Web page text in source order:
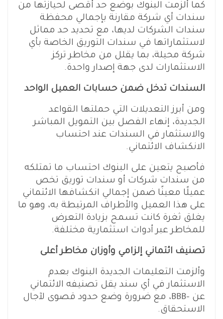
كما ألزمت البنوك بوضع حد أقصى لحيازتها من
سندات أي شركة مقارنة بإجمالي محفظة
سندات الشركات لديها، مع تحديد حد مماثل
لاستثماراتها في سندات التوريق الخاصة بأي
شركة محيلة، بما يقلل من مخاطر تركز
الاستثمارات لدى جهة إصدار واحدة.
السندات تدخل ضمن حسابات العميل الواحد
ومن أبرز التعديلات التي حملتها القواعد
الجديدة، إنهاء الفصل بين التمويل المباشر
والاستثمار في السندات عند احتساب
الانكشاف الائتماني.
فأصبح يتعين على البنوك احتساب ما تمتلكه
من سندات شركات أو سندات توريق تخص
عميلًا معينًا ضمن إجمالي انكشافها الائتماني
على هذا العميل والأطراف المرتبطة به، وهو ما
يغلق ثغرة كانت تسمح بزيادة التعرض
للمخاطر عبر أدوات استثمارية مختلفة.
تصنيف ائتماني إلزامي وأوزان مخاطر أعلى
وألزمت التعليمات الجديدة البنوك بعدم
الاستثمار في أي سند يقل تصنيفه الائتماني
عن -BBB، مع ضرورة وضع حدود قصوى لآجال
الاستحقاق.